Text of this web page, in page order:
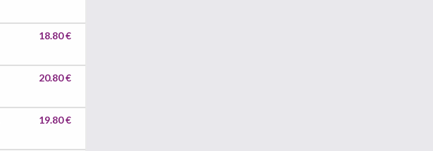
18.80 €
20.80 €
19.80 €